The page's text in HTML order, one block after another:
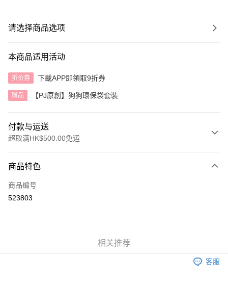
请选择商品选项
本商品适用活动
折价券 下載APP即領取9折券
赠品 【PJ原創】狗狗環保袋套裝
付款与运送
超取满HK$500.00免运
信用卡
AlipayHK
每笔HK$40.00，满HK$500.00(含以上)免运费
商品特色
商品编号
523803
相关推荐
客服